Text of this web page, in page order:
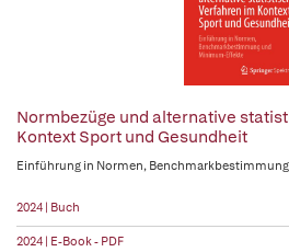
Normbezüge und alternative
Kontext Sport und Gesundheit
Einführung in Normen,
2024 | Buch
2024 | E-Book - PDF